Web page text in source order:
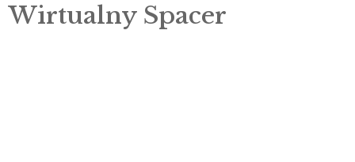
Wirtualny Spacer